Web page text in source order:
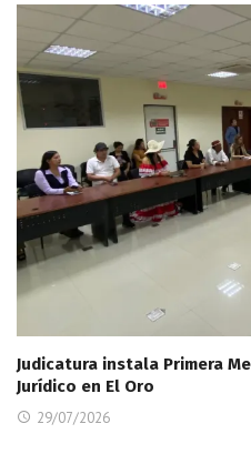
Judicatura instala Primera
Jurídico en El Oro
29/07/2026